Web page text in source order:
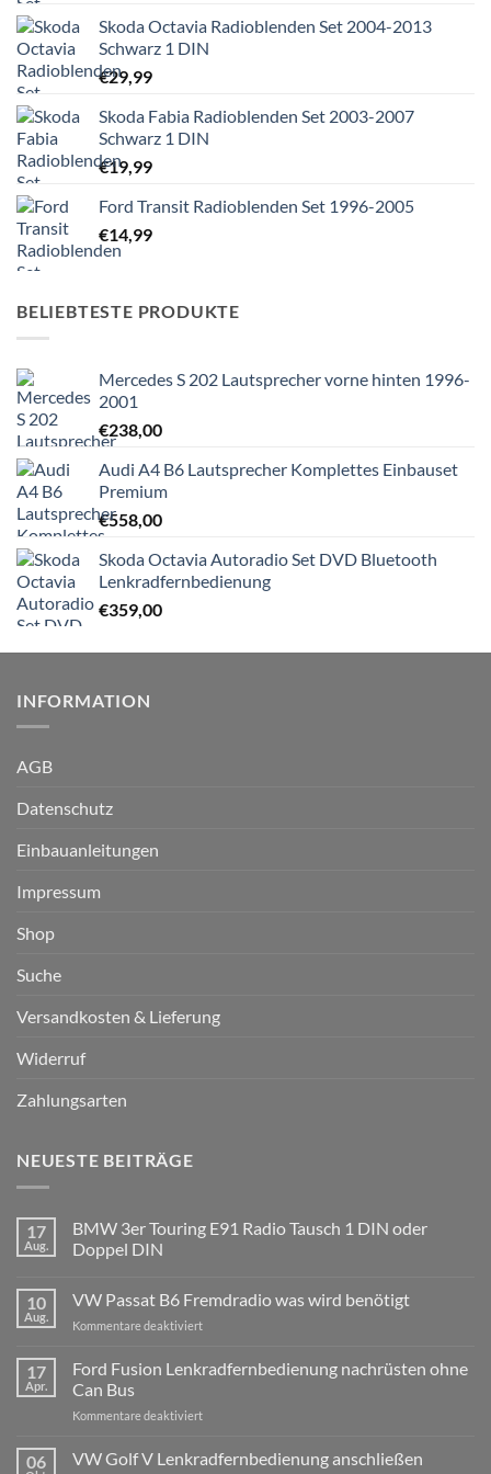
Skoda Octavia Radioblenden Set 2004-2013
Schwarz 1 DIN
€29,99
Skoda Fabia Radioblenden Set 2003-2007
Schwarz 1 DIN
€19,99
Ford Transit Radioblenden Set 1996-2005
€14,99
BELIEBTESTE PRODUKTE
Mercedes S 202 Lautsprecher vorne hinten 1996-
2001
€238,00
Audi A4 B6 Lautsprecher Komplettes Einbauset
Premium
€558,00
Skoda Octavia Autoradio Set DVD Bluetooth
Lenkradfernbedienung
€359,00
INFORMATION
AGB
Datenschutz
Einbauanleitungen
Impressum
Shop
Suche
Versandkosten & Lieferung
Widerruf
Zahlungsarten
NEUESTE BEITRÄGE
17
Aug.
BMW 3er Touring E91 Radio Tausch 1 DIN oder
Doppel DIN
zu
3er
Radio
Tausch
1
DIN
DIN
10
Aug.
VW Passat B6 Fremdradio was wird benötigt
Kommentare deaktiviertfür
Passat
B6
was
benötigt
17
Apr.
Ford Fusion Lenkradfernbedienung nachrüsten ohne
Can Bus
Kommentare deaktiviertfür
Fusion
Lenkradfernbedienung
06 VW Golf V Lenkradfernbedienung anschließen